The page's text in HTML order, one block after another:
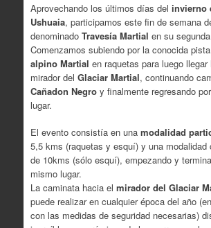
Aprovechando los últimos días del invierno
Ushuaia, participamos este fin de semana
denominado Travesía Martial en su
Comenzamos subiendo por la conocida
alpino Martial en raquetas para luego llegar
mirador del Glaciar Martial, continuando
Cañadon Negroy finalmente regresando
lugar.
El evento consistía en una modalidad
5,5 kms (raquetas y esquí) y una modalidad
de 10kms (sólo esquí), empezando y
mismo lugar.
La caminata hacia el mirador del Glaciar
puede realizar en cualquier época del año
con las medidas de seguridad necesarias)